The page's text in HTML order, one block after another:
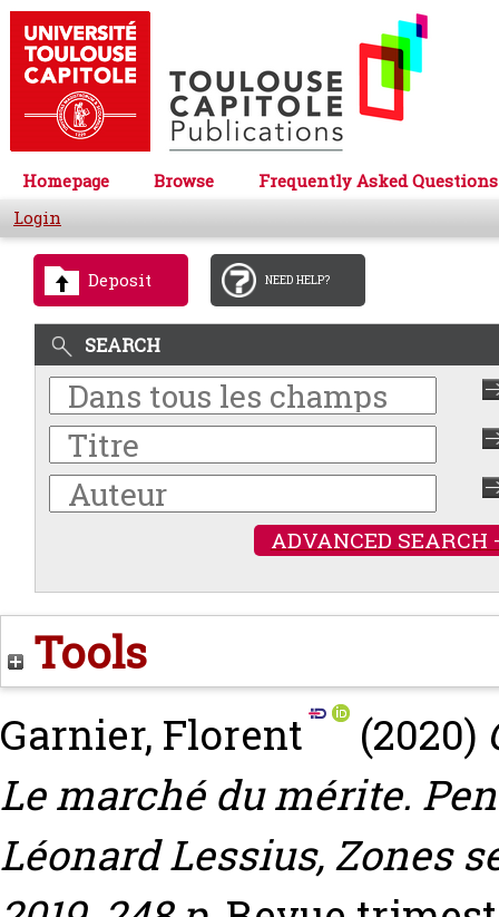
Homepage Browse
Frequently Asked Questions
Login
Deposit NEED HELP?
SEARCH
ADVANCED SEARCH
Tools
Garnier, Florent (2020)
Le marché du mérite.
Léonard Lessius, Zones